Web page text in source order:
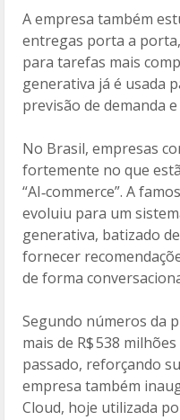
A empresa também
entregas porta a
para tarefas mais
generativa já é usada
previsão de demanda
No Brasil, empresas
fortemente no que
“AI‑commerce”. A
evoluiu para um
generativa, batizado
fornecer
de forma
Segundo números da
mais de R$ 538
passado, reforçando
empresa também
Cloud, hoje utilizada